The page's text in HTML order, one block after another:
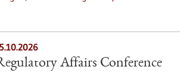
Affairs Conference